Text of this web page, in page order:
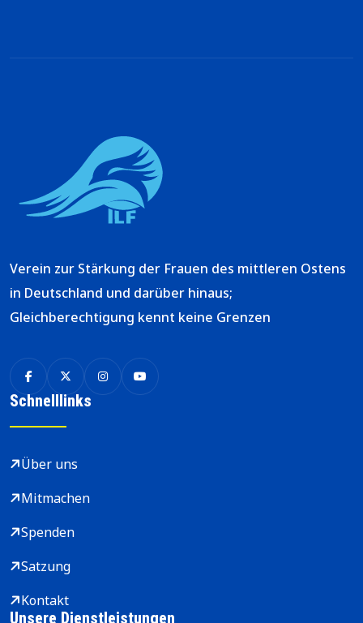
Verein zur Stärkung der Frauen des mittleren Ostens
in Deutschland und darüber hinaus;
Gleichberechtigung kennt keine Grenzen
Schnelllinks
Über uns
Mitmachen
Spenden
Satzung
Kontakt
Unsere Dienstleistungen